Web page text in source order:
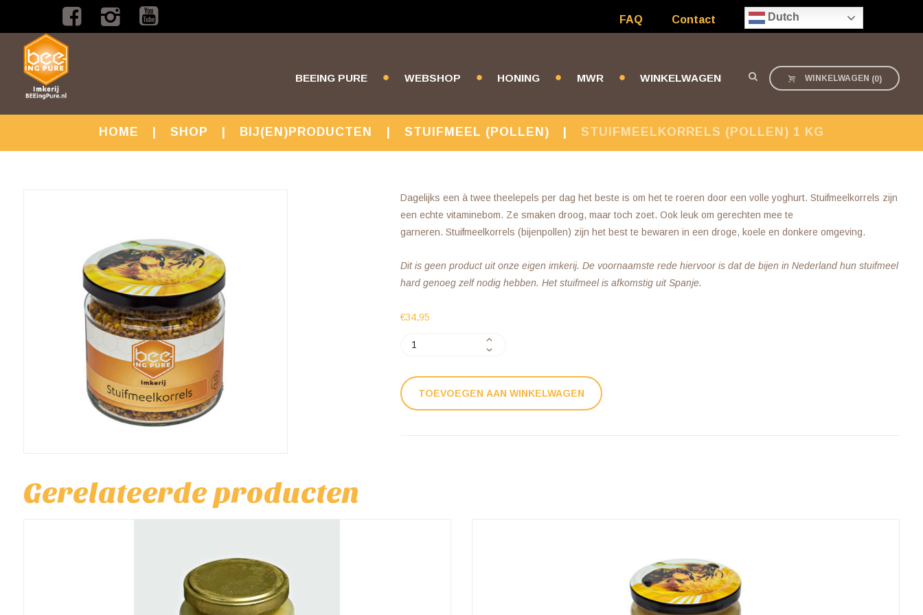
FAQ Contact Dutch
BEEING PURE WEBSHOP HONING MWR WINKELWAGEN WINKELWAGEN (0)
HOME SHOP BIJ(EN)PRODUCTEN STUIFMEEL (POLLEN) STUIFMEELKORRELS (POLLEN) 1 KG
€34,95
Dagelijks een à twee theelepels per dag het beste is om het te roeren door een volle yoghurt. Stuifmeelkorrels zijn
een echte vitaminebom. Ze smaken droog, maar toch zoet. Ook leuk om gerechten mee te
garneren. Stuifmeelkorrels (bijenpollen) zijn het best te bewaren in een droge, koele en donkere omgeving.
Dit is geen product uit onze eigen imkerij. De voornaamste rede hiervoor is dat de bijen in Nederland hun stuifmeel
hard genoeg zelf nodig hebben. Het stuifmeel is afkomstig uit Spanje.
Stuifmeelkorrels
Kg
aantal
TOEVOEGEN AAN WINKELWAGEN
Gerelateerde producten